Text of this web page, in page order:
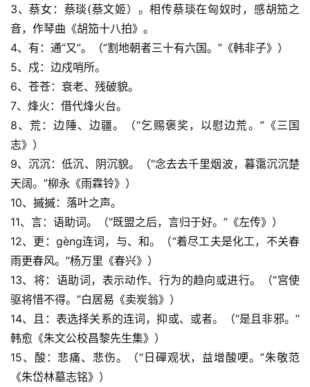
3、蔡女：蔡琰(蔡文姬）。相传蔡琰在匈奴时，感胡笳之
音，作琴曲《胡笳十八拍》。
4、有：通“又”。（“割地朝者三十有六国。”《韩非子》）
5、戍：边戍哨所。
6、苍苍：衰老、残破貌。
7、烽火：借代烽火台。
8、荒：边陲、边疆。（“乞赐褒奖，以慰边荒。”《三国
志》）
9、沉沉：低沉、阴沉貌。（“念去去千里烟波，暮霭沉沉楚
天阔。”柳永《雨霖铃》）
10、摵摵：落叶之声。
11、言：语助词。（“既盟之后，言归于好。”《左传》）
12、更：gèng连词，与、和。（“着尽工夫是化工，不关春
雨更春风。”杨万里《春兴》）
13、将：语助词，表示动作、行为的趋向或进行。（“宫使
驱将惜不得。”白居易《卖炭翁》）
14、且：表选择关系的连词，抑或、或者。（“是且非邪。”
韩愈《朱文公校昌黎先生集》）
15、酸：悲痛、悲伤。（“日磾观状，益增酸哽。”朱敬范
《朱岱林墓志铭》）